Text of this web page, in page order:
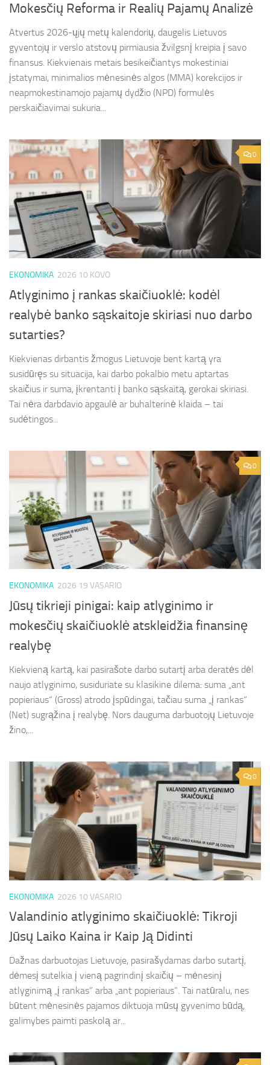
Mokesčių Reforma ir Realių Pajamų Analizė
Atvertus 2026-ųjų metų kalendorių, daugelis Lietuvos
gyventojų ir verslo atstovų pirmiausia žvilgsnį kreipia į savo
finansus. Kiekvienais metais besikeičiantys mokestiniai
įstatymai, minimalios mėnesinės algos (MMA) korekcijos ir
neapmokestinamojo pajamų dydžio (NPD) formulės
perskaičiavimai sukuria...
0
EKONOMIKA 2026 10 KOVO
Atlyginimo į rankas skaičiuoklė: kodėl
realybė banko sąskaitoje skiriasi nuo darbo
sutarties?
Kiekvienas dirbantis žmogus Lietuvoje bent kartą yra
susidūręs su situacija, kai darbo pokalbio metu aptartas
skaičius ir suma, įkrentanti į banko sąskaitą, gerokai skiriasi.
Tai nėra darbdavio apgaulė ar buhalterinė klaida – tai
sudėtingos...
0
EKONOMIKA 2026 19 VASARIO
Jūsų tikrieji pinigai: kaip atlyginimo ir
mokesčių skaičiuoklė atskleidžia finansinę
realybę
Kiekvieną kartą, kai pasirašote darbo sutartį arba deratės dėl
naujo atlyginimo, susiduriate su klasikine dilema: suma „ant
popieriaus“ (Gross) atrodo įspūdingai, tačiau suma „į rankas“
(Net) sugrąžina į realybę. Nors dauguma darbuotojų Lietuvoje
žino,...
0
EKONOMIKA 2026 10 VASARIO
Valandinio atlyginimo skaičiuoklė: Tikroji
Jūsų Laiko Kaina ir Kaip Ją Didinti
Dažnas darbuotojas Lietuvoje, pasirašydamas darbo sutartį,
dėmesį sutelkia į vieną pagrindinį skaičių – mėnesinį
atlyginimą „į rankas” arba „ant popieriaus”. Tai natūralu, nes
būtent mėnesinės pajamos diktuoja mūsų gyvenimo būdą,
galimybes paimti paskolą ar...